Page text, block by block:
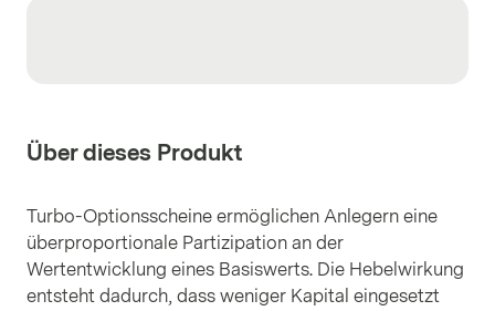
Über dieses Produkt
Turbo-Optionsscheine ermöglichen Anlegern eine
überproportionale Partizipation an der
Wertentwicklung eines Basiswerts. Die Hebelwirkung
entsteht dadurch, dass weniger Kapital eingesetzt